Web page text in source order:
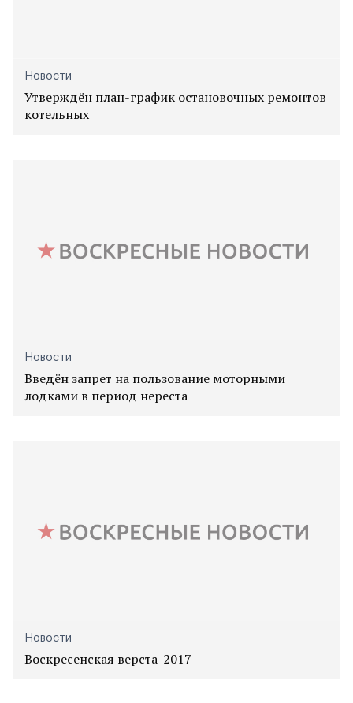
Новости
Утверждён план-график остановочных ремонтов
котельных
Новости
Введён запрет на пользование моторными
лодками в период нереста
Новости
Воскресенская верста-2017